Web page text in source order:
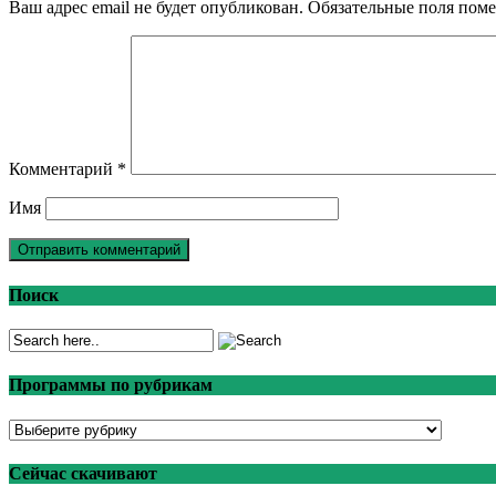
Ваш адрес email не будет опубликован. Обязательные поля
Комментарий *
Имя
Поиск
Программы по рубрикам
Программы
рубрикам
Сейчас скачивают